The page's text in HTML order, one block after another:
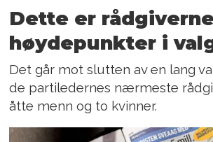
Dette er
høydepunkter i
Det går mot slutten av en lang
de partiledernes nærmeste
åtte menn og to kvinner.